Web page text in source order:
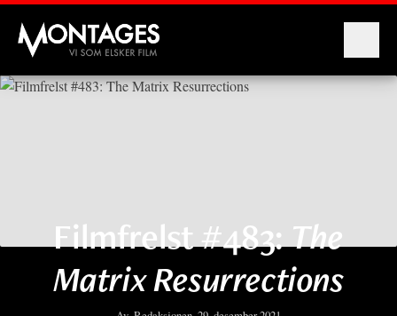
Montages
Filmfrelst #483:The
Matrix Resurrections